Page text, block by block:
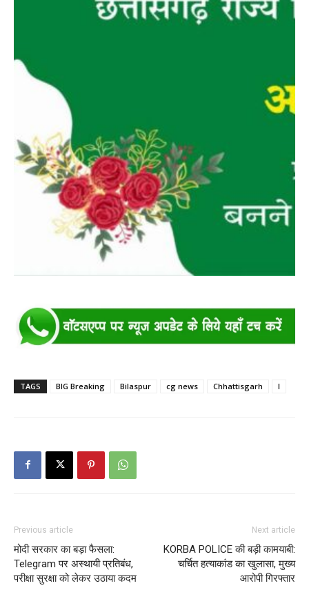
TAGS BIG Breaking Bilaspur cg news Chhattisgarh I
Previous article
मोदी सरकार का बड़ा फैसला:
Telegram पर अस्थायी प्रतिबंध,
परीक्षा सुरक्षा को लेकर उठाया कदम
Next article
KORBA POLICE की बड़ी कामयाबी:
चर्चित हत्याकांड का खुलासा, मुख्य
आरोपी गिरफ्तार